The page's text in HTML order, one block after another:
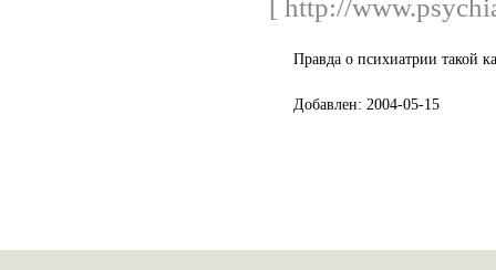
[ http://
Правда о психиатрии такой
Добавлен: 2004-05-15